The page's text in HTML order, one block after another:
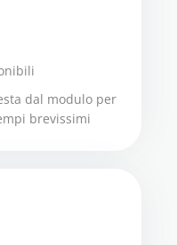
dal modulo per
brevissimi